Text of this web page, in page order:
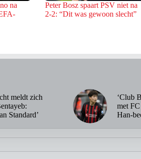
na
Peter Bosz spaart PSV niet na
2-2: “Dit was gewoon slecht”
meldt zich
Standard’
‘Club
met
Han-